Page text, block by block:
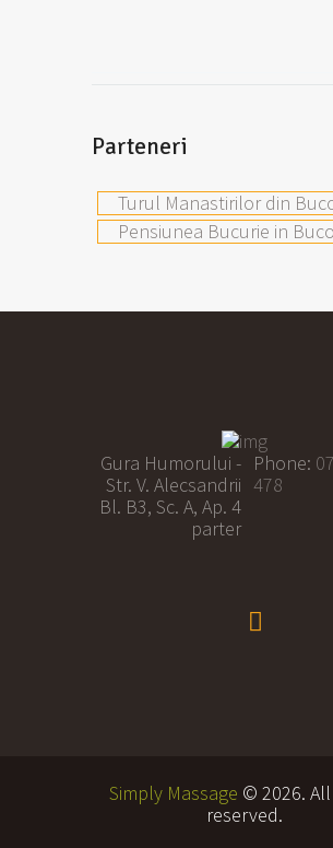
Parteneri
Turul Manastirilor din
Pensiunea Bucurie in
Phone:
478
Gura Humorului -
Str. V. Alecsandrii
Bl. B3, Sc. A, Ap. 4
parter
Simply Massage © 2026.
reserved.